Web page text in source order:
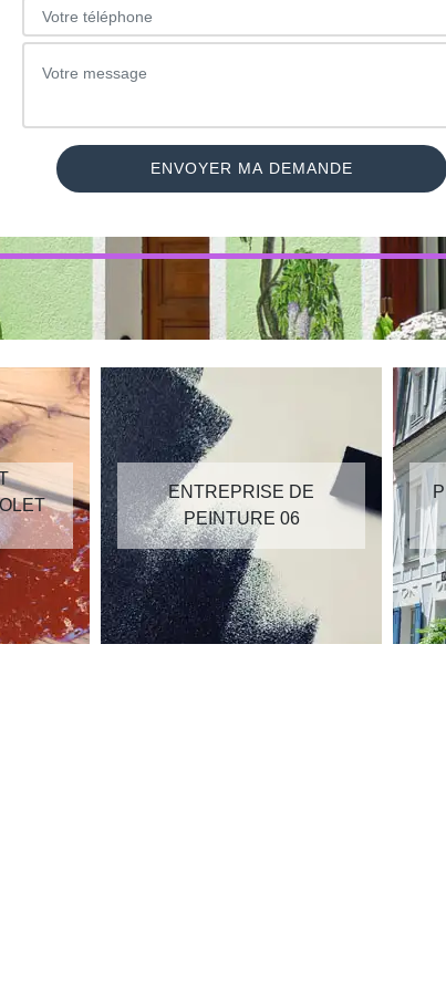
ENTREPRISE DE
PEINTURE 06